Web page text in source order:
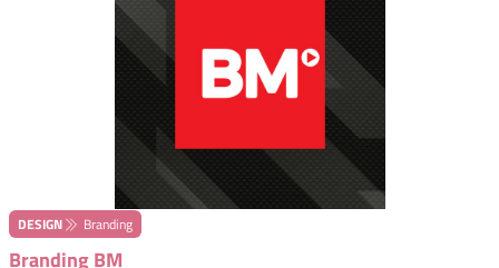
DESIGN Branding
Branding BM